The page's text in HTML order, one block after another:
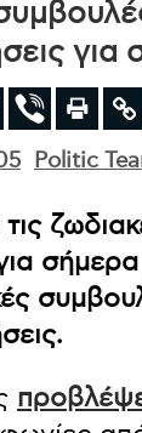
για
Politic